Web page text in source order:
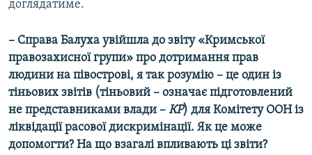
доглядатиме.
– Справа Балуха увійшла до звіту «Кримської
правозахисної групи» про дотримання прав
людини на півострові, я так розумію – це один із
тіньових звітів (тіньовий – означає підготовлений
не представниками влади – КР) для Комітету ООН із
ліквідації расової дискримінації. Як це може
допомогти? На що взагалі впливають ці звіти?